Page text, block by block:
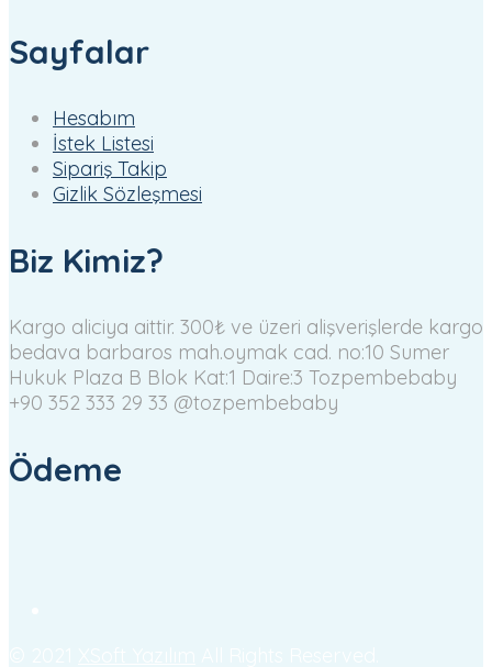
Sayfalar
Hesabım
İstek Listesi
Sipariş Takip
Gizlik Sözleşmesi
Biz Kimiz?
Kargo aliciya aittir. 300₺ ve üzeri alişverişlerde kargo
bedava barbaros mah.oymak cad. no:10 Sumer
Hukuk Plaza B Blok Kat:1 Daire:3 Tozpembebaby
+90 352 333 29 33 @tozpembebaby
Ödeme